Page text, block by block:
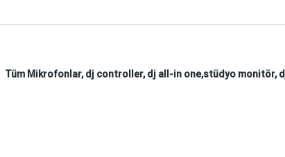
Tüm Mikrofonlar, dj controller, dj all-in one,stüdyo monitör,